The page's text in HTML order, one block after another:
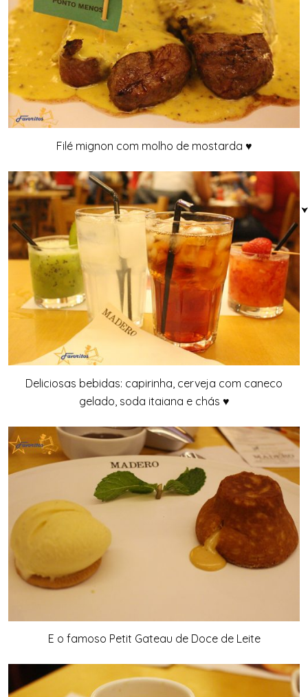
Filé mignon com molho de mostarda ♥
Deliciosas bebidas: capirinha, cerveja com caneco
gelado, soda itaiana e chás ♥
E o famoso Petit Gateau de Doce de Leite